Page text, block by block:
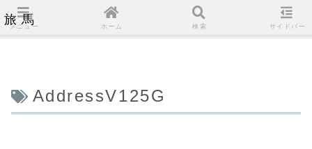
旅馬
AddressV125G
メニュー ホーム 検索 サイドバー